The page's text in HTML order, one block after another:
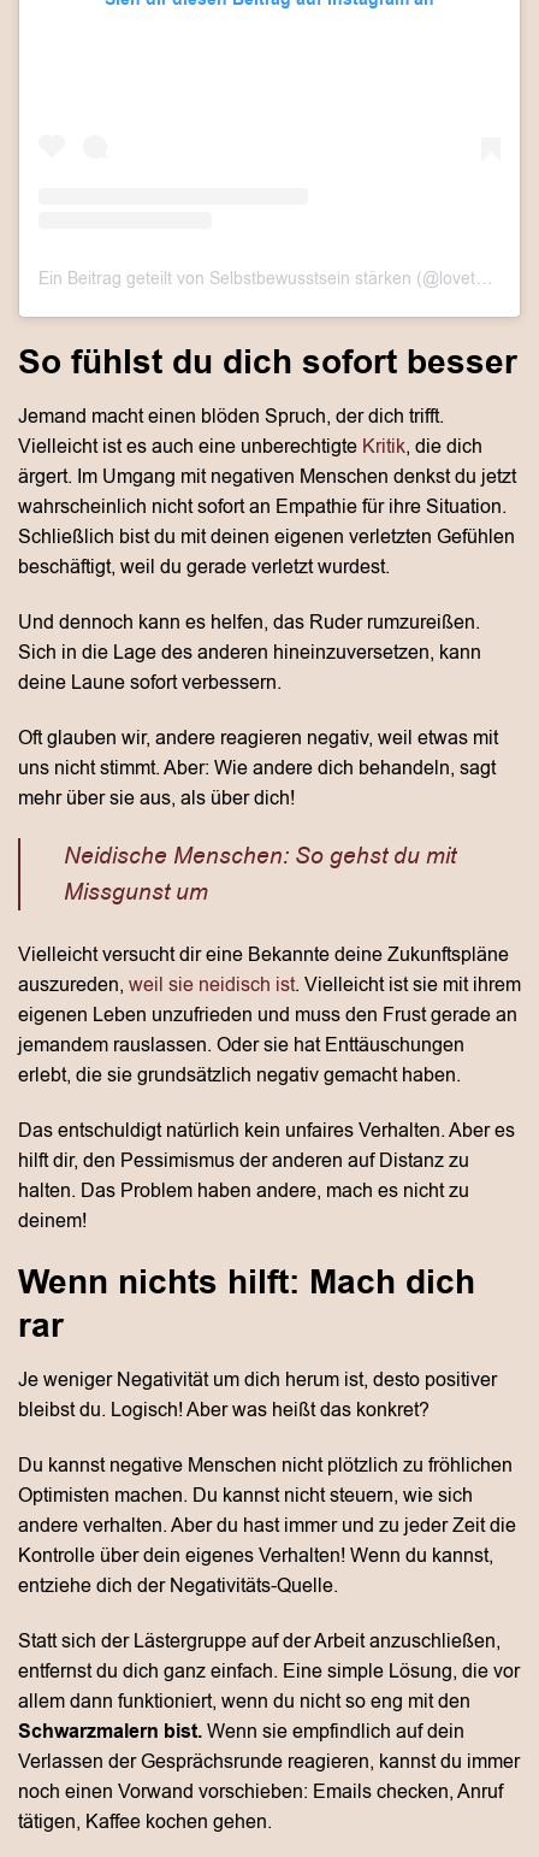
Ein Beitrag geteilt von Selbstbewusstsein stärken (@lovethislook.de)
So fühlst du dich sofort besser
Jemand macht einen blöden Spruch, der dich trifft.
Vielleicht ist es auch eine unberechtigte Kritik, die dich
ärgert. Im Umgang mit negativen Menschen denkst du jetzt
wahrscheinlich nicht sofort an Empathie für ihre Situation.
Schließlich bist du mit deinen eigenen verletzten Gefühlen
beschäftigt, weil du gerade verletzt wurdest.
Und dennoch kann es helfen, das Ruder rumzureißen.
Sich in die Lage des anderen hineinzuversetzen, kann
deine Laune sofort verbessern.
Oft glauben wir, andere reagieren negativ, weil etwas mit
uns nicht stimmt. Aber: Wie andere dich behandeln, sagt
mehr über sie aus, als über dich!
Neidische Menschen: So gehst du mit
Missgunst um
Vielleicht versucht dir eine Bekannte deine Zukunftspläne
auszureden, weil sie neidisch ist. Vielleicht ist sie mit ihrem
eigenen Leben unzufrieden und muss den Frust gerade an
jemandem rauslassen. Oder sie hat Enttäuschungen
erlebt, die sie grundsätzlich negativ gemacht haben.
Das entschuldigt natürlich kein unfaires Verhalten. Aber es
hilft dir, den Pessimismus der anderen auf Distanz zu
halten. Das Problem haben andere, mach es nicht zu
deinem!
Wenn nichts hilft: Mach dich
rar
Je weniger Negativität um dich herum ist, desto positiver
bleibst du. Logisch! Aber was heißt das konkret?
Du kannst negative Menschen nicht plötzlich zu fröhlichen
Optimisten machen. Du kannst nicht steuern, wie sich
andere verhalten. Aber du hast immer und zu jeder Zeit die
Kontrolle über dein eigenes Verhalten! Wenn du kannst,
entziehe dich der Negativitäts-Quelle.
Statt sich der Lästergruppe auf der Arbeit anzuschließen,
entfernst du dich ganz einfach. Eine simple Lösung, die vor
allem dann funktioniert, wenn du nicht so eng mit den
Schwarzmalern bist.Wenn sie empfindlich auf dein
Verlassen der Gesprächsrunde reagieren, kannst du immer
noch einen Vorwand vorschieben: Emails checken, Anruf
tätigen, Kaffee kochen gehen.